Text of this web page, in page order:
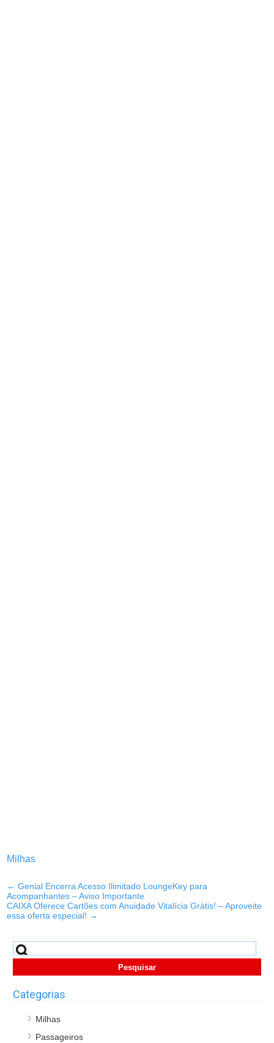
Milhas
← Genial Encerra Acesso Ilimitado LoungeKey para
Acompanhantes – Aviso Importante
CAIXA Oferece Cartões com Anuidade Vitalícia Grátis! – Aproveite
essa oferta especial! →
Pesquisar
por:
Categorias
Milhas
Passageiros